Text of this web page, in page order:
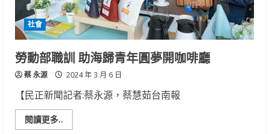
社會
勞動部職訓 助海歸青年圓夢開咖啡廳
蔡 永源 2024 年 3 月 6 日
【民正新聞記者:蔡永源，蔡慧茹台南報
閱讀更多..
more